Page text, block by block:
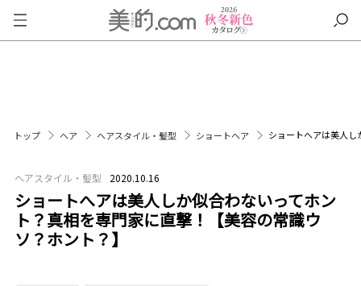
トップ ヘア ヘアスタイル・髪型 ショートヘア ショートへアは美人
ヘアスタイル・髪型 2020.10.16
ショートへアは美人しか似合わないってホン
ト？真相を専門家に直撃！【美容の常識ウ
ソ？ホント？】